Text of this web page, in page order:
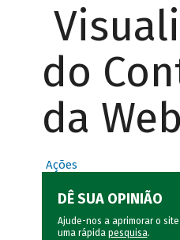
do
da Web
Ações
DÊ SUA OPINIÃO
Ajude-nos a aprimorar o
uma rápida pesquisa.